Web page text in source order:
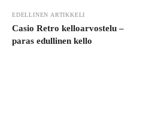
EDELLINEN ARTIKKELI
Casio Retro kelloarvostelu –
paras edullinen kello